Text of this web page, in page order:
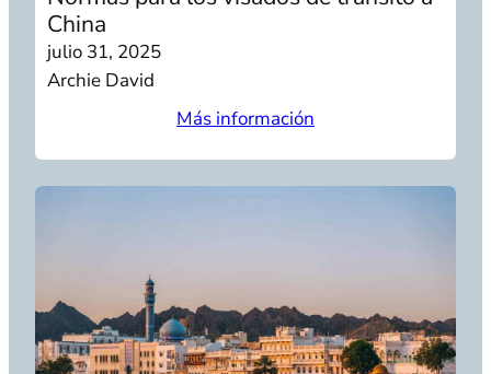
China
julio 31, 2025
Archie David
Más información